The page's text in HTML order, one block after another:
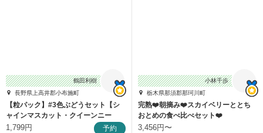
鶴田利樹
長野県上高井郡小布施町
【粒パック】#3色ぶどうセット【シ
ャインマスカット・クイーンニー
ナ・種なし巨峰】
1,799円 予約
小林千歩
栃木県那須郡那珂川町
完熟❤️朝摘み❤️スカイベリーととち
おとめの食べ比べセット❤️
3,456円〜